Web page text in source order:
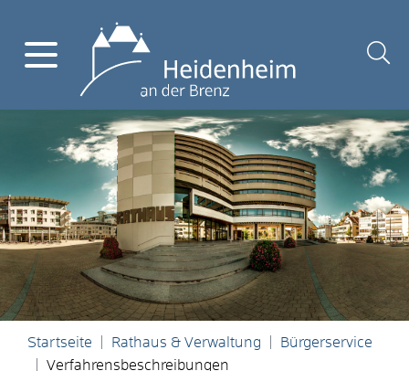
Startseite Rathaus & Verwaltung
Bürgerservice
Verfahrensbeschreibungen